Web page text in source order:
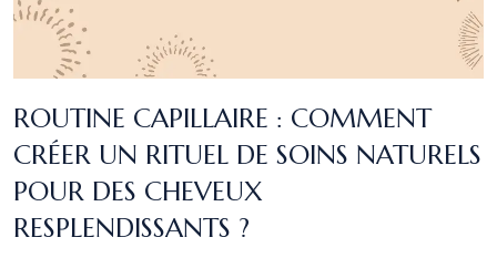
ROUTINE CAPILLAIRE : COMMENT
CRÉER UN RITUEL DE SOINS NATURELS
POUR DES CHEVEUX
RESPLENDISSANTS ?